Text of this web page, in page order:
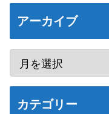
アーカイブ
カテゴリー